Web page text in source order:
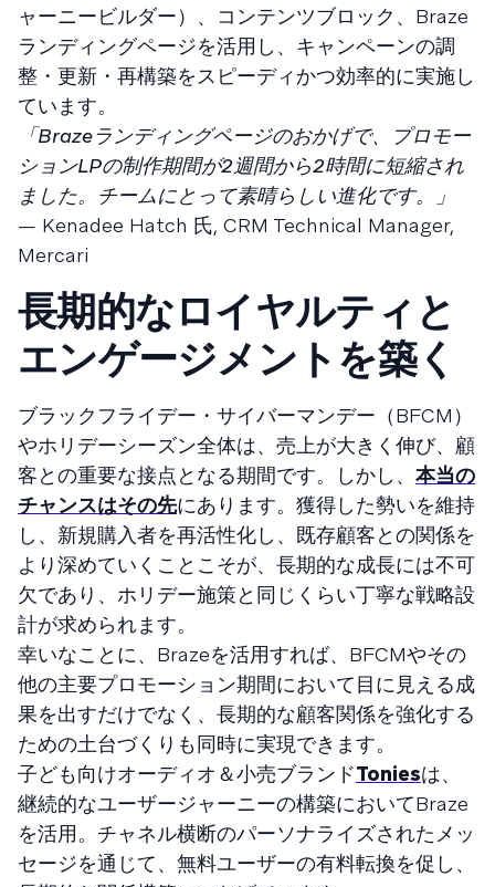
ャーニービルダー）、コンテンツブロック、Braze
ランディングページを活用し、キャンペーンの調
整・更新・再構築をスピーディかつ効率的に実施し
ています。
「Brazeランディングページのおかげで、プロモー
ションLPの制作期間が2週間から2時間に短縮され
ました。チームにとって素晴らしい進化です。」
— Kenadee Hatch 氏, CRM Technical Manager,
Mercari
長期的なロイヤルティと
エンゲージメントを築く
ブラックフライデー・サイバーマンデー（BFCM）
やホリデーシーズン全体は、売上が大きく伸び、顧
客との重要な接点となる期間です。しかし、 本当の
チャンスはその先にあります。獲得した勢いを維持
し、新規購入者を再活性化し、既存顧客との関係を
より深めていくことこそが、長期的な成長には不可
欠であり、ホリデー施策と同じくらい丁寧な戦略設
計が求められます。
幸いなことに、Brazeを活用すれば、BFCMやその
他の主要プロモーション期間において目に見える成
果を出すだけでなく、長期的な顧客関係を強化する
ための土台づくりも同時に実現できます。
子ども向けオーディオ＆小売ブランドToniesは、
継続的なユーザージャーニーの構築においてBraze
を活用。チャネル横断のパーソナライズされたメッ
セージを通じて、無料ユーザーの有料転換を促し、